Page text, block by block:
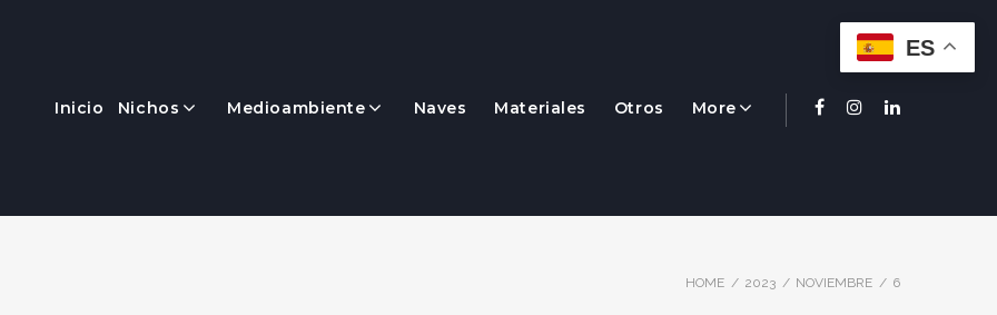
Inicio Nichos Medioambiente Naves Materiales Otros More
HOME / 2023 / NOVIEMBRE / 6
ES